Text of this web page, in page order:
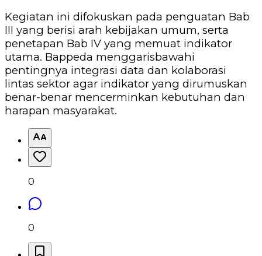
Kegiatan ini difokuskan pada penguatan Bab
III yang berisi arah kebijakan umum, serta
penetapan Bab IV yang memuat indikator
utama. Bappeda menggarisbawahi
pentingnya integrasi data dan kolaborasi
lintas sektor agar indikator yang dirumuskan
benar-benar mencerminkan kebutuhan dan
harapan masyarakat.
0
0